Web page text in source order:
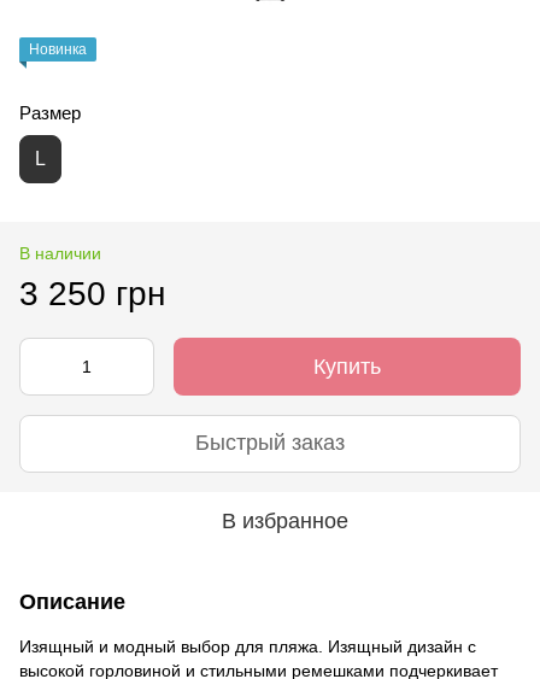
Новинка
Размер
L
В наличии
3 250 грн
Купить
Быстрый заказ
В избранное
Описание
Изящный и модный выбор для пляжа. Изящный дизайн с
высокой горловиной и стильными ремешками подчеркивает